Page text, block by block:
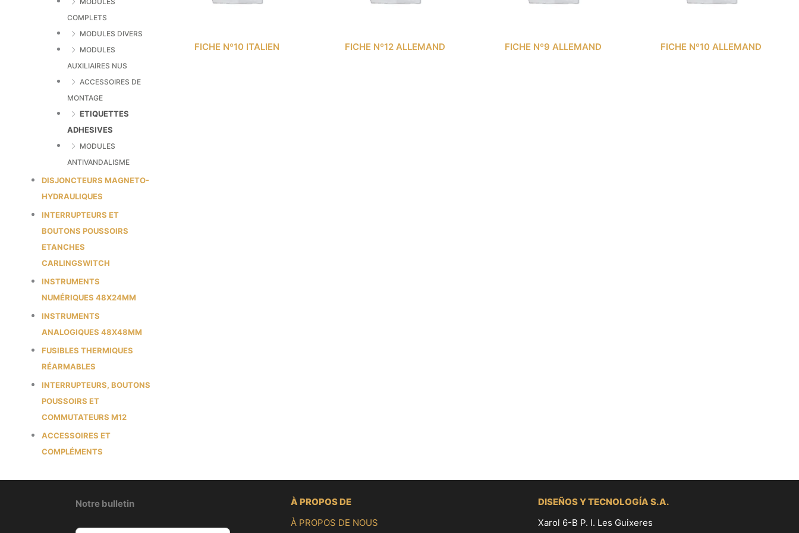
COMPLETS
MODULES DIVERS
MODULES
AUXILIAIRES NUS
ACCESSOIRES DE
MONTAGE
ETIQUETTES
ADHESIVES
MODULES
ANTIVANDALISME
DISJONCTEURS MAGNETO-
HYDRAULIQUES
INTERRUPTEURS ET
BOUTONS POUSSOIRS
ETANCHES
CARLINGSWITCH
INSTRUMENTS
NUMÉRIQUES 48X24MM
INSTRUMENTS
ANALOGIQUES 48X48MM
FUSIBLES THERMIQUES
RÉARMABLES
INTERRUPTEURS, BOUTONS
POUSSOIRS ET
COMMUTATEURS M12
ACCESSOIRES ET
COMPLÉMENTS
FICHE Nº10 ITALIEN FICHE Nº12 ALLEMAND FICHE Nº9 ALLEMAND FICHE Nº10 ALLEMAND
Notre bulletin
À PROPOS DE
À PROPOS DE NOUS
DISEÑOS Y TECNOLOGÍA S.A.
Xarol 6-B P. I. Les Guixeres